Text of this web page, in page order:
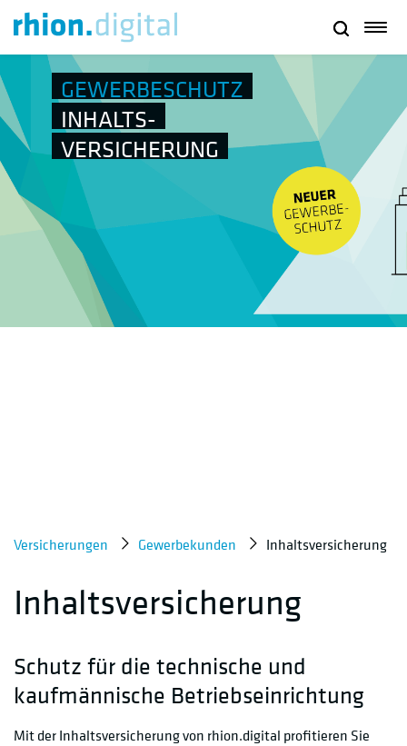
GEWERBESCHUTZ
INHALTS-
VERSICHERUNG
Versicherungen Gewerbekunden Inhaltsversicherung
Inhaltsversicherung
Schutz für die technische und
kaufmännische Betriebseinrichtung
Mit der Inhaltsversicherung von rhion.digital profitieren Sie